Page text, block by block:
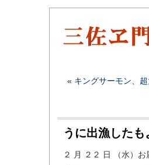
« キングサーモン、超
うに出漁したも
２ 月 ２２ 日 （水）お